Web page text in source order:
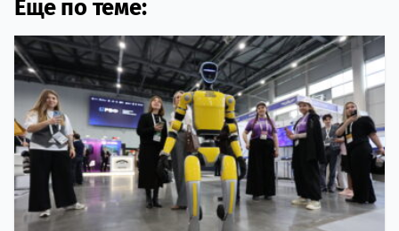
Еще по теме: